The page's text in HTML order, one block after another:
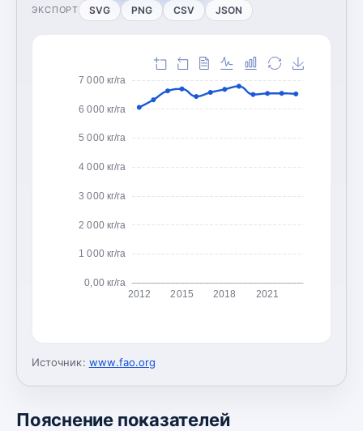
ЭКСПОРТ SVG PNG CSV JSON
0,00 кг/га
1 000 кг/га
2 000 кг/га
3 000 кг/га
4 000 кг/га
5 000 кг/га
6 000 кг/га
7 000 кг/га
2012 2015 2018 2021
Источник: www.fao.org
Пояснение показателей